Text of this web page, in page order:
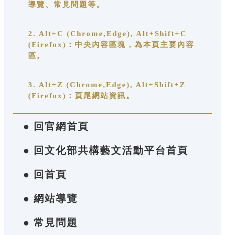
導覽、常見問題等。
2. Alt+C (Chrome,Edge), Alt+Shift+C
(Firefox)：中央內容區塊，為本頁主要內容
區。
3. Alt+Z (Chrome,Edge), Alt+Shift+Z
(Firefox)：頁尾網站資訊。
● 回官網首頁
● 回文化部共構藝文活動平台首頁
● 回首頁
● 網站導覽
● 常見問題